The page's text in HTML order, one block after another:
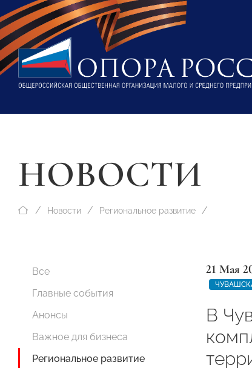
НОВОСТИ
Новости Региональное развитие
Все
Главные события
Анонсы
Важное для бизнеса
Региональное развитие
21 Мая
В